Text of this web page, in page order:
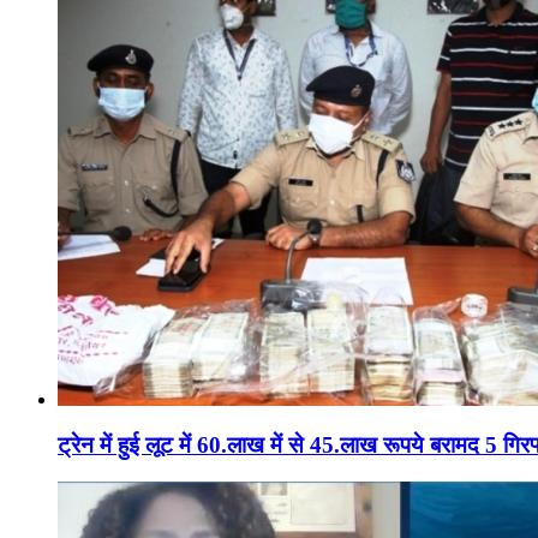
ट्रेन में हुई लूट में 60.लाख में से 45.लाख रूपये बरामद 5